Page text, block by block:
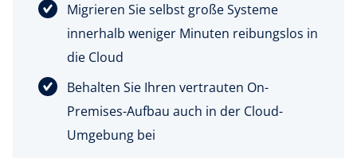
Migrieren Sie selbst große Systeme
innerhalb weniger Minuten reibungslos in
die Cloud
Behalten Sie Ihren vertrauten On-
Premises-Aufbau auch in der Cloud-
Umgebung bei